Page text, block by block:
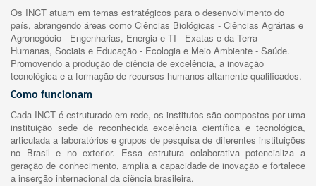
Os INCT atuam em temas estratégicos para o desenvolvimento do
país, abrangendo áreas como Ciências Biológicas - Ciências Agrárias e
Agronegócio - Engenharias, Energia e TI - Exatas e da Terra -
Humanas, Sociais e Educação - Ecologia e Meio Ambiente - Saúde.
Promovendo a produção de ciência de excelência, a inovação
tecnológica e a formação de recursos humanos altamente qualificados.
Como funcionam
Cada INCT é estruturado em rede, os institutos são compostos por uma
instituição sede de reconhecida excelência científica e tecnológica,
articulada a laboratórios e grupos de pesquisa de diferentes instituições
no Brasil e no exterior. Essa estrutura colaborativa potencializa a
geração de conhecimento, amplia a capacidade de inovação e fortalece
a inserção internacional da ciência brasileira.